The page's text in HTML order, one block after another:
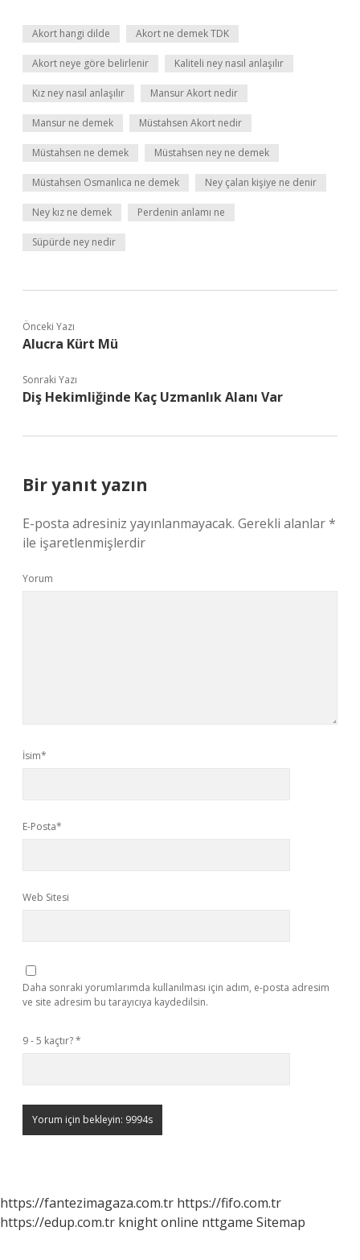
Akort hangi dilde Akort ne demek TDK
Akort neye göre belirlenir Kaliteli ney nasıl anlaşılır
Kız ney nasıl anlaşılır Mansur Akort nedir
Mansur ne demek Müstahsen Akort nedir
Müstahsen ne demek Müstahsen ney ne demek
Müstahsen Osmanlıca ne demek Ney çalan kişiye ne denir
Ney kız ne demek Perdenin anlamı ne
Süpürde ney nedir
Önceki Yazı
Alucra Kürt Mü
Sonraki Yazı
Diş Hekimliğinde Kaç Uzmanlık Alanı Var
Bir yanıt yazın
E-posta adresiniz yayınlanmayacak. Gerekli alanlar*
ile işaretlenmişlerdir
Yorum
İsim*
E-Posta*
Web Sitesi
Daha sonraki yorumlarımda kullanılması için adım, e-posta adresim
ve site adresim bu tarayıcıya kaydedilsin.
9 - 5 kaçtır?*
https://fantezimagaza.com.tr https://fifo.com.tr
https://edup.com.tr knight online nttgame Sitemap